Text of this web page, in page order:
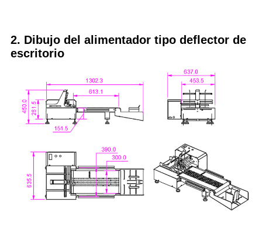
2. Dibujo del alimentador tipo deflector de
escritorio